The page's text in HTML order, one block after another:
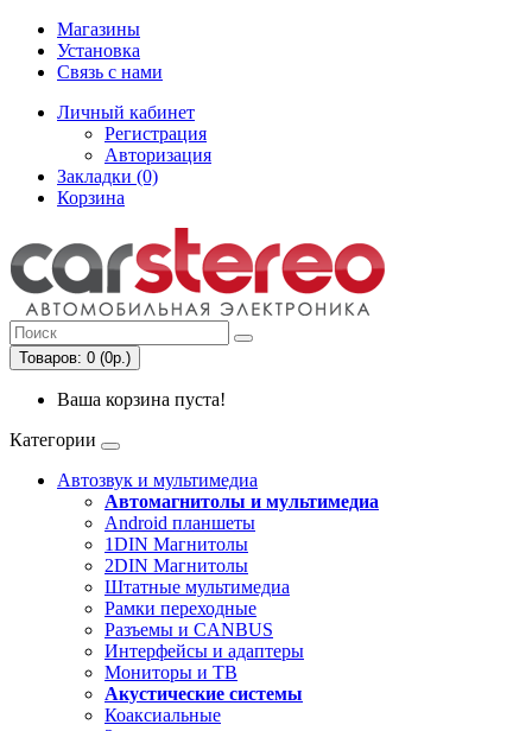
Магазины
Установка
Связь с нами
Личный кабинет
Регистрация
Авторизация
Закладки (0)
Корзина
Товаров: 0 (0р.)
Ваша корзина пуста!
Категории
Автозвук и мультимедиа
Автомагнитолы и мультимедиа
Android планшеты
1DIN Магнитолы
2DIN Магнитолы
Штатные мультимедиа
Рамки переходные
Разъемы и CANBUS
Интерфейсы и адаптеры
Мониторы и ТВ
Акустические системы
Коаксиальные